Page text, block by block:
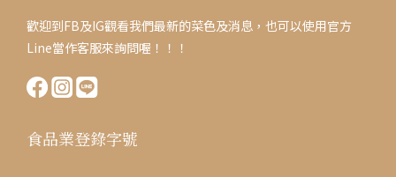
歡迎到FB及IG觀看我們最新的菜色及消息，也可以使用官方
Line當作客服來詢問喔！！！
食品業登錄字號